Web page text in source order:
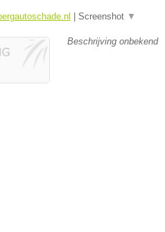
Screenshot ▼
Beschrijving onbekend